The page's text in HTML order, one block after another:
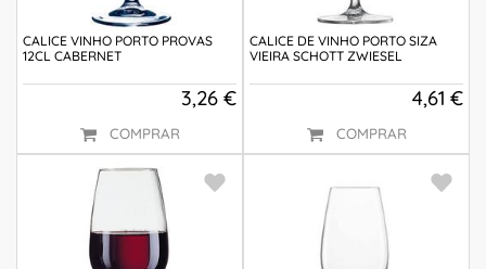
CALICE VINHO PORTO PROVAS
12CL CABERNET
3,26 €
COMPRAR
CALICE DE VINHO PORTO SIZA
VIEIRA SCHOTT ZWIESEL
4,61 €
COMPRAR